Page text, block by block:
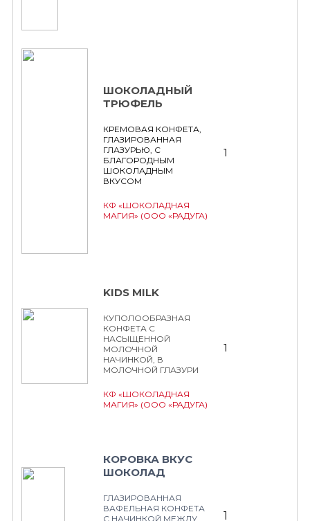
ШОКОЛАДНЫЙ
ТРЮФЕЛЬ
КРЕМОВАЯ КОНФЕТА,
ГЛАЗИРОВАННАЯ
ГЛАЗУРЬЮ, С
БЛАГОРОДНЫМ
ШОКОЛАДНЫМ
ВКУСОМ
КФ «ШОКОЛАДНАЯ
МАГИЯ» (ООО «РАДУГА)
1
KIDS MILK
КУПОЛООБРАЗНАЯ
КОНФЕТА С
НАСЫЩЕННОЙ
МОЛОЧНОЙ
НАЧИНКОЙ, В
МОЛОЧНОЙ ГЛАЗУРИ
КФ «ШОКОЛАДНАЯ
МАГИЯ» (ООО «РАДУГА)
1
КОРОВКА ВКУС
ШОКОЛАД
ГЛАЗИРОВАННАЯ
ВАФЕЛЬНАЯ КОНФЕТА
С НАЧИНКОЙ МЕЖДУ
1